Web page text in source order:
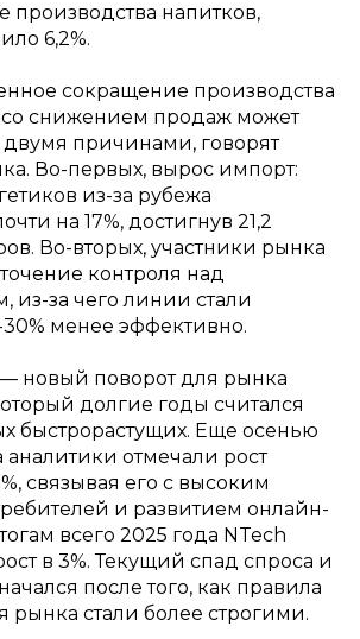
производства напитков,
6,2%.
сокращение производства
снижением продаж может
двумя причинами, говорят
Во-первых, вырос импорт:
из-за рубежа
на 17%, достигнув 21,2
Во-вторых, участники рынка
контроля над
из-за чего линии стали
30% менее эффективно.
новый поворот для рынка
долгие годы считался
быстрорастущих. Еще осенью
отмечали рост
связывая его с высоким
и развитием онлайн-
всего 2025 года NTech
в 3%. Текущий спад спроса и
после того, как правила
рынка стали более строгими.